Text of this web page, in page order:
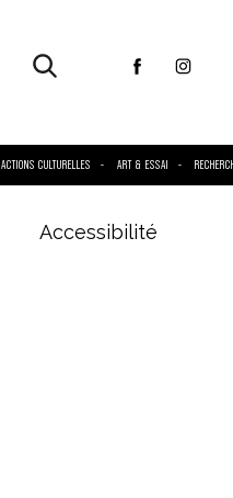
ACTIONS CULTURELLES ART & ESSAI
Accessibilité